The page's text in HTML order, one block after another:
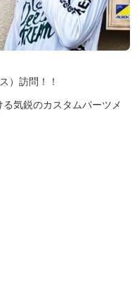
）訪問！！
気鋭のカスタムパーツメ